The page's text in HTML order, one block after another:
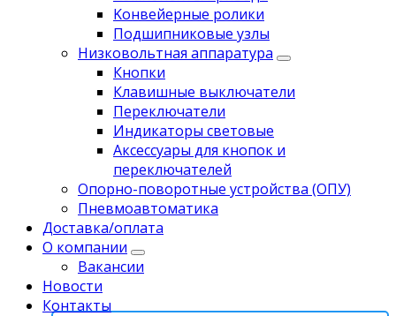
Koнвейерныe pолики
Подшипниковые узлы
Низковольтная аппаратура
Кнопки
Клавишные выключатели
Переключатели
Индикаторы световые
Аксессуары для кнопок и
переключателей
Опорно-поворотные устройства (ОПУ)
Пневмоавтоматика
Доставка/оплата
О компании
Вакансии
Новости
Контакты